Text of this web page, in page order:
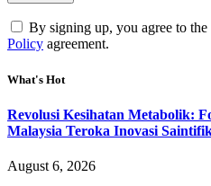
By signing up, you agree to
Policy agreement.
What's Hot
Revolusi Kesihatan Metabolik:
Malaysia Teroka Inovasi
August 6, 2026